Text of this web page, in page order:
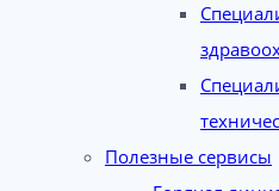
Полезные сервисы